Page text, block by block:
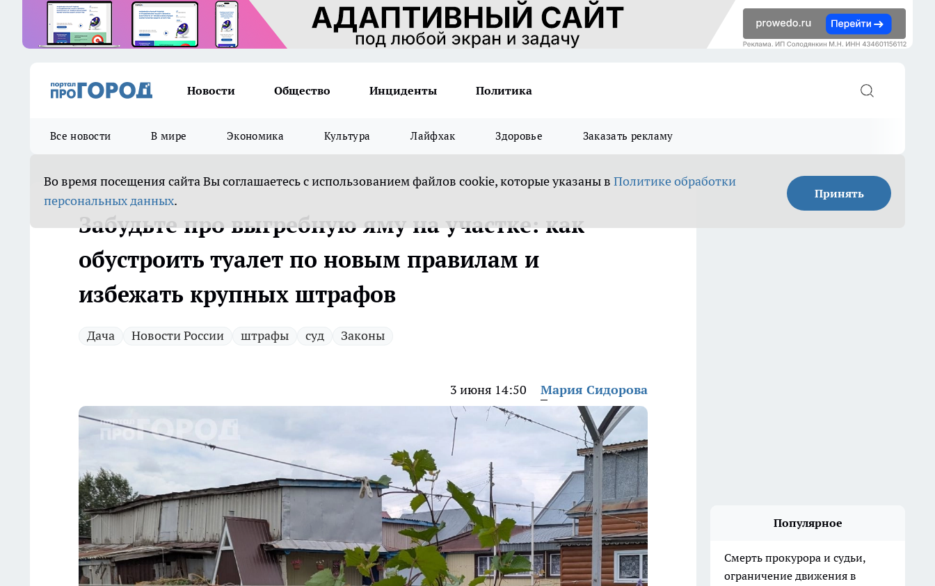
Новости Общество Инциденты Политика
Все новости В мире Экономика Культура Лайфхак Здоровье Заказать рекламу
Во время посещения сайта Вы соглашаетесь с использованием файлов cookie, которые указаны в Политике обработки
персональных данных. Принять
Забудьте про выгребную яму на участке: как
обустроить туалет по новым правилам и
избежать крупных штрафов
Дача Новости России штрафы суд Законы
3 июня 14:50 Мария Сидорова
Популярное
Смерть прокурора и судьи,
ограничение движения в